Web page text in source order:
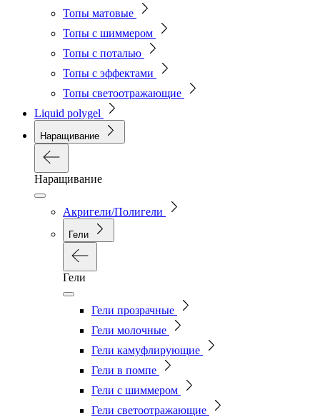
Топы матовые
Топы с шиммером
Топы с поталью
Топы с эффектами
Топы светоотражающие
Liquid polygel
Наращивание
Наращивание
Акригели/Полигели
Гели
Гели
Гели прозрачные
Гели молочные
Гели камуфлирующие
Гели в помпе
Гели с шиммером
Гели светоотражающие